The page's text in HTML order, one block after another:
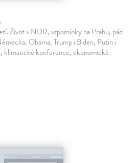
Život v NDR, vzpomínky na Prahu, pád
Obama, Trump i Biden, Putin i
klimatické konference, ekonomické